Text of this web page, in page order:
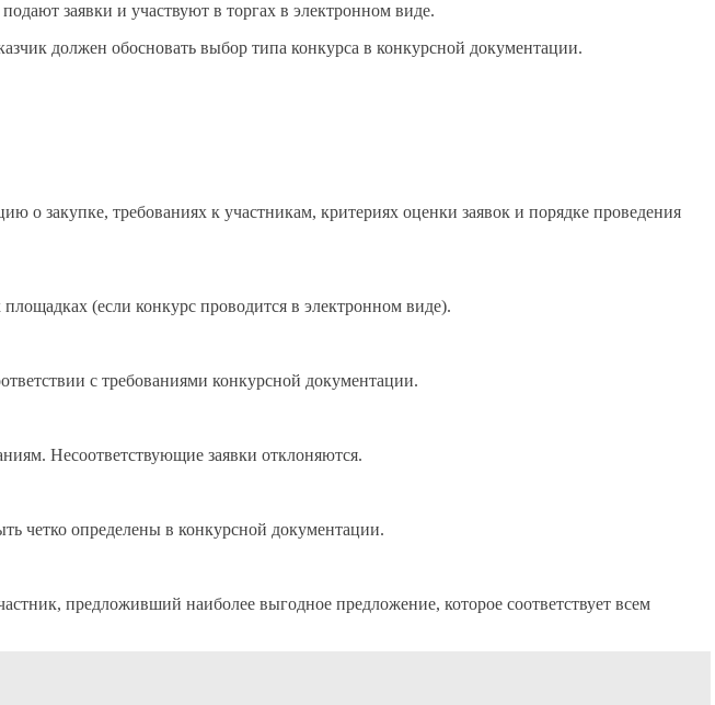
заявки и участвуют в торгах в электронном виде.
должен обосновать выбор типа конкурса в конкурсной документации.
о закупке, требованиях к участникам, критериях оценки заявок и порядке проведения
(если конкурс проводится в электронном виде).
с требованиями конкурсной документации.
Несоответствующие заявки отклоняются.
четко определены в конкурсной документации.
предложивший наиболее выгодное предложение, которое соответствует всем